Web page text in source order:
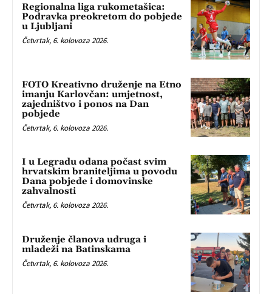
Regionalna liga rukometašica:
Podravka preokretom do pobjede
u Ljubljani
Četvrtak, 6. kolovoza 2026.
FOTO Kreativno druženje na Etno
imanju Karlovčan: umjetnost,
zajedništvo i ponos na Dan
pobjede
Četvrtak, 6. kolovoza 2026.
I u Legradu odana počast svim
hrvatskim braniteljima u povodu
Dana pobjede i domovinske
zahvalnosti
Četvrtak, 6. kolovoza 2026.
Druženje članova udruga i
mladeži na Batinskama
Četvrtak, 6. kolovoza 2026.